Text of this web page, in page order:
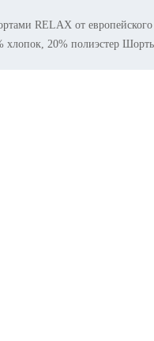
RELAX от
хлопок, 20% полиэстер